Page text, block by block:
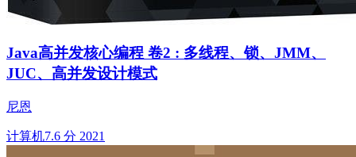
Java高并发核心编程 卷2 : 多线程、锁、JMM、
JUC、高并发设计模式
尼恩
计算机7.6 分 2021